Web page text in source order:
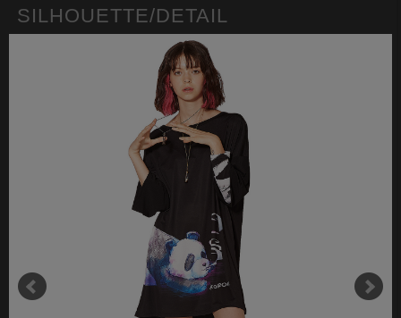
SILHOUETTE/DETAIL